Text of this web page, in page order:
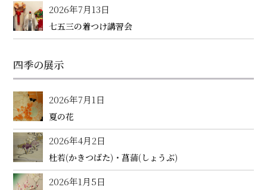
2026年7月13日
七五三の着つけ講習会
四季の展示
2026年7月1日
夏の花
2026年4月2日
杜若(かきつばた)・菖蒲(しょうぶ)
2026年1月5日